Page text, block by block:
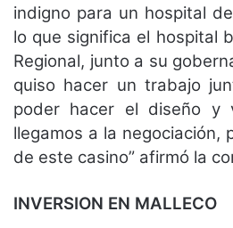
indigno para un hospital
lo que significa el hospital
Regional, junto a su
quiso hacer un trabajo
poder hacer el diseño y
llegamos a la negociación,
de este casino” afirmó la
INVERSION EN MALLECO